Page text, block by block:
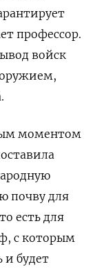
профессор.
войск
моментом
почву для
есть для
с которым
и будет